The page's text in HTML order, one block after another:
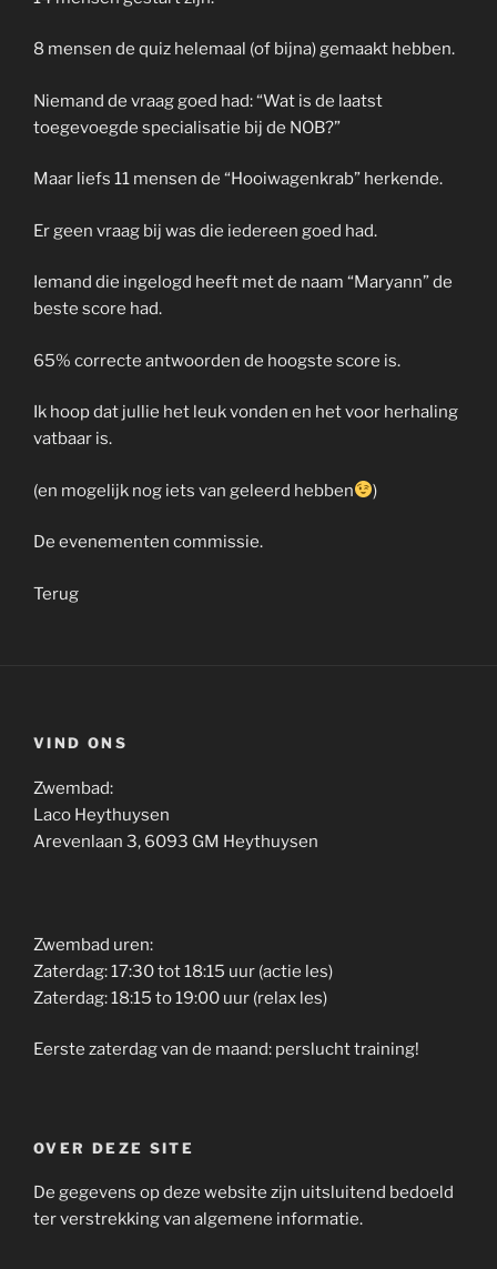
8 mensen de quiz helemaal (of bijna) gemaakt hebben.
Niemand de vraag goed had: “Wat is de laatst
toegevoegde specialisatie bij de NOB?”
Maar liefs 11 mensen de “Hooiwagenkrab” herkende.
Er geen vraag bij was die iedereen goed had.
Iemand die ingelogd heeft met de naam “Maryann” de
beste score had.
65% correcte antwoorden de hoogste score is.
Ik hoop dat jullie het leuk vonden en het voor herhaling
vatbaar is.
(en mogelijk nog iets van geleerd hebben )
De evenementen commissie.
Terug
VIND ONS
Zwembad:
Laco Heythuysen
Arevenlaan 3, 6093 GM Heythuysen
Zwembad uren:
Zaterdag: 17:30 tot 18:15 uur (actie les)
Zaterdag: 18:15 to 19:00 uur (relax les)
Eerste zaterdag van de maand: perslucht training!
OVER DEZE SITE
De gegevens op deze website zijn uitsluitend bedoeld
ter verstrekking van algemene informatie.